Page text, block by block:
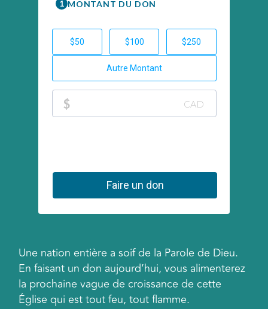
Une nation entière a soif de la Parole de Dieu.
En faisant un don aujourd’hui, vous alimenterez
la prochaine vague de croissance de cette
Église qui est tout feu, tout flamme.